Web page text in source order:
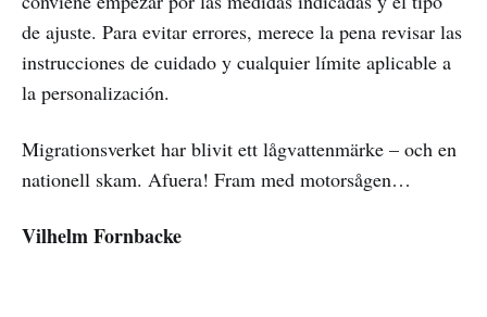
de ajuste. Para evitar errores, merece la pena revisar las
instrucciones de cuidado y cualquier límite aplicable a
la personalización.
Migrationsverket har blivit ett lågvattenmärke – och en
nationell skam. Afuera! Fram med motorsågen…
Vilhelm Fornbacke